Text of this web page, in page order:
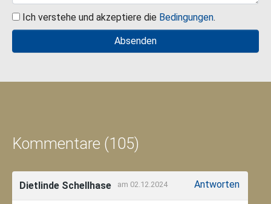
Ich verstehe und akzeptiere die Bedingungen.
Kommentare (105)
Dietlinde Schellhase am 02.12.2024 Antworten